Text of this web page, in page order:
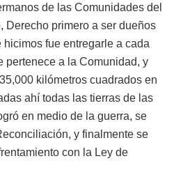
de las Comunidades del
Derecho primero a ser dueños
fue entregarle a cada
pertenece a la Comunidad, y
kilómetros cuadrados en
ahí todas las tierras de las
en medio de la guerra, se
y finalmente se
con la Ley de